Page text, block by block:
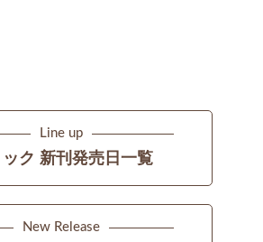
Line up
ック 新刊発売日一覧
New Release